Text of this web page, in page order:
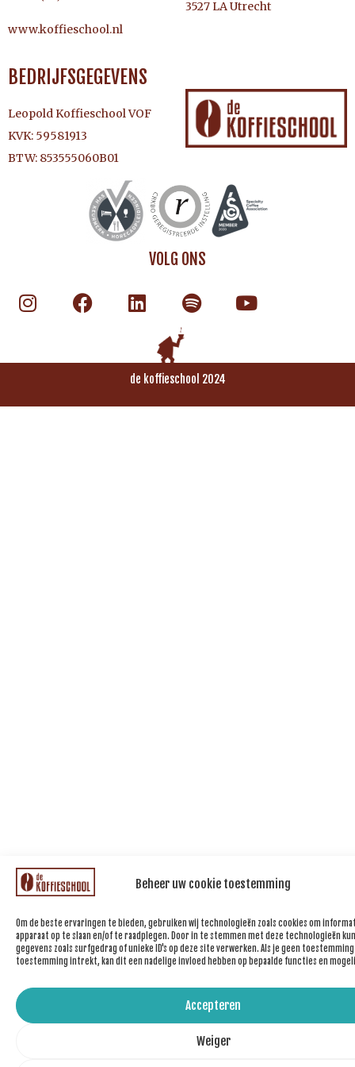
Beheer uw cookie toestemming
Om de beste ervaringen te bieden, gebruiken wij technologieën zoals cookies om
apparaat op te slaan en/of te raadplegen. Door in te stemmen met deze technologieën
gegevens zoals surfgedrag of unieke ID's op deze site verwerken. Als je geen
toestemming intrekt, kan dit een nadelige invloed hebben op bepaalde functies en
Accepteren
Weiger
www.koffieschool.nl
3527 LA Utrecht
BEDRIJFSGEGEVENS
Leopold Koffieschool VOF
KVK: 59581913
BTW: 853555060B01
VOLG ONS
de koffieschool 2024